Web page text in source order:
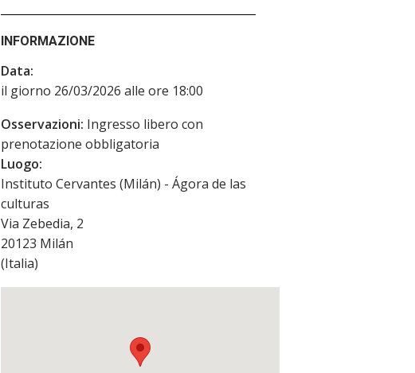
INFORMAZIONE
Data:
il giorno 26/03/2026 alle ore 18:00
Osservazioni: Ingresso libero con
prenotazione obbligatoria
Luogo:
Instituto Cervantes (Milán) - Ágora de las
culturas
Via Zebedia, 2
20123 Milán
(Italia)